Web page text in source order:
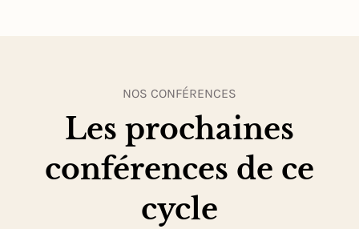
NOS CONFÉRENCES
Les prochaines
conférences de ce
cycle